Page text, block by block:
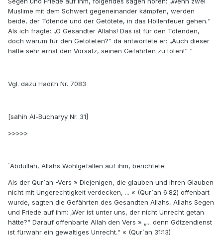
Muslime mit dem Schwert gegeneinander kämpfen, werden
beide, der Tötende und der Getötete, in das Höllenfeuer gehen.“
Als ich fragte: „O Gesandter Allahs! Das ist für den Tötenden,
doch warum für den Getöteten?“ da antwortete er: „Auch dieser
hatte sehr ernst den Vorsatz, seinen Gefährten zu töten!“ “
Vgl. dazu Hadith Nr. 7083
[sahih Al-Bucharyy Nr. 31]
>>>>>
`Abdullah, Allahs Wohlgefallen auf ihm, berichtete:
Als der Qur`an -Vers » Diejenigen, die glauben und ihren Glauben
nicht mit Ungerechtigkeit verdecken, ... « (Qur`an 6:82) offenbart
wurde, sagten die Gefährten des Gesandten Allahs, Allahs Segen
und Friede auf ihm: „Wer ist unter uns, der nicht Unrecht getan
hätte?“ Darauf offenbarte Allah den Vers » „... denn Götzendienst
ist fürwahr ein gewaltiges Unrecht.“ « (Qur`an 31:13)